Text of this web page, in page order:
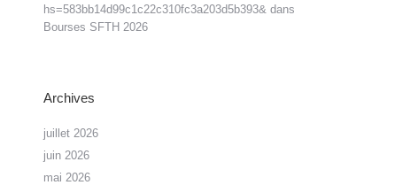
hs=583bb14d99c1c22c310fc3a203d5b393& dans
Bourses SFTH 2026
Archives
juillet 2026
juin 2026
mai 2026